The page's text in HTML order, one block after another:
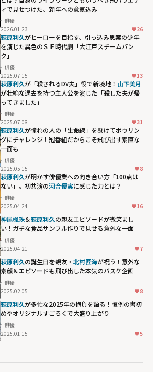
ィで見せつけた、新年への意気込み
俳優
2026.01.23
26
萩原利久がヒーローを目指す、引っ込み思案の少年
を演じた異色のＳＦ時代劇「大江戸スチームパン
ク」
俳優
2025.07.15
13
萩原利久が「殺されるDV夫」役で新境地！ 山下美月
が壮絶な過去を持つ主人公を演じた「殺した夫が帰
ってきました」
俳優
2025.07.08
31
萩原利久が憧れの人の「生命線」を懸けてボウリン
グにチャレンジ！冠番組だからこそ飛び出す素直な
一面も
俳優
2025.05.15
8
萩原利久が明かす俳優業への向き合い方「100点は
ない」。初共演の河合優実に感じた力とは？
俳優
2025.04.24
16
神尾楓珠＆萩原利久の親友エピソードが微笑まし
い！ガチな食品サンプル作りで見せる意外な一面
俳優
2025.04.21
7
萩原利久の誕生日を親友・ 北村匠海が祝う！意外な
素顔＆エピソードも飛び出した本気のバスケ企画
俳優
2025.02.05
8
萩原利久が多忙な2025年の抱負を語る！恒例の書初
めやオリジナルすごろくで大盛り上がり
俳優
2025.01.15
5